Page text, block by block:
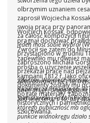
olbrzymim uznaniem
zaprosił Wojciecha
swoją pracą przy
za całość kompozycji
jeden most sobie wybrał
przystąpiono w grudniu
zaproszono Michała
przekazał pracę nad
szkiców. Wojciech
Kazimierza Pułaskiego.
Stanisławski i Antoni
Wojciech Kossak,
pragnął dochować
Zwrócił się zatem do
zapewniło mu również
prośbą o użyczenie
kampanii 1812 r. Jako
dokumenty zostały mu
bogate materiały,
historycznych i
szkicowania.
Zdecydowałem się z tej
dzień drugi i drugą
Szło więc teraz o to, aby
którego publiczność ma
punkcie widnokręgu działo